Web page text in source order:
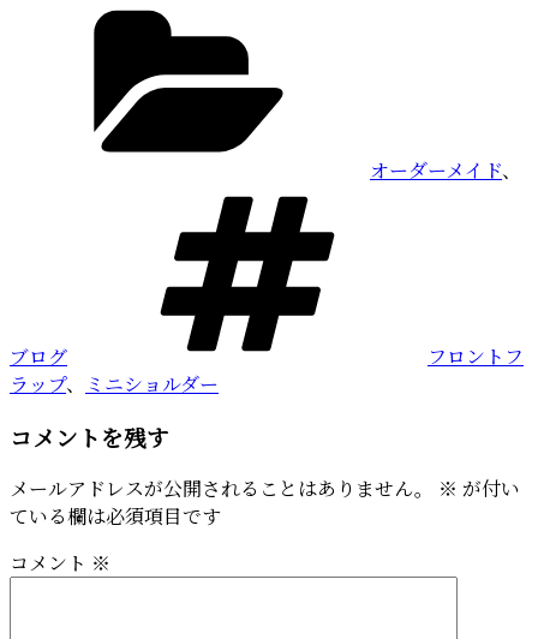
オーダーメイド、
ブログ
フロントフ
ラップ、 ミニショルダー
コメントを残す
メールアドレスが公開されることはありません。 ※ が付い
ている欄は必須項目です
コメント ※